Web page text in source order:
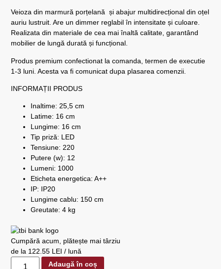
Veioza din marmură porțelană și abajur multidirecțional din oțel
auriu lustruit. Are un dimmer reglabil în intensitate și culoare.
Realizata din materiale de cea mai înaltă calitate, garantând
mobilier de lungă durată și funcțional.
Produs premium confectionat la comanda, termen de executie
1-3 luni. Acesta va fi comunicat dupa plasarea comenzii.
INFORMAȚII PRODUS
Inaltime: 25,5 cm
Latime: 16 cm
Lungime: 16 cm
Tip priză: LED
Tensiune: 220
Putere (w): 12
Lumeni: 1000
Eticheta energetica: A++
IP: IP20
Lungime cablu: 150 cm
Greutate: 4 kg
Cumpără acum, plătește mai târziu
de la 122.55 LEI / lună
Adaugă în coș